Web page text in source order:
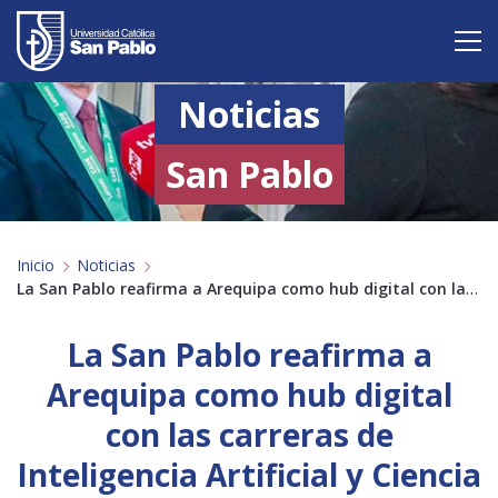
Vive San Pablo
Admisión
Carreras
Postgrado
Investigación
Servicio y proyección a la sociedad
Alumnos Profesores Antiguos Alumnos Padres
Empresas
Noticias
San Pablo
Inicio Noticias
La San Pablo reafirma a Arequipa como hub digital con las carreras de Inteligencia Artificial y Ciencia de Datos
La San Pablo reafirma a
Arequipa como hub digital
con las carreras de
Inteligencia Artificial y Ciencia